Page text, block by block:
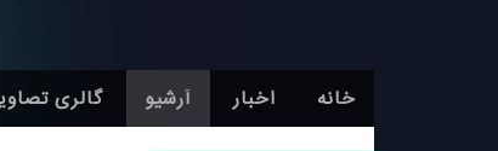
خانه اخبار آرشیو گالری